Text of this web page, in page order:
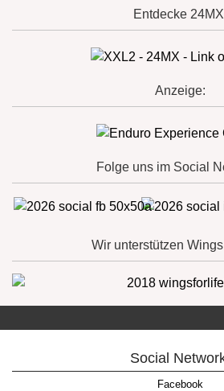
Entdecke
Anzeige:
Folge uns im Social
Wir unterstützen
Social
Facebook